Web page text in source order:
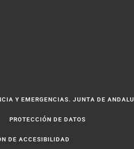
Y EMERGENCIAS. JUNTA DE
PROTECCIÓN DE DATOS
DE ACCESIBILIDAD